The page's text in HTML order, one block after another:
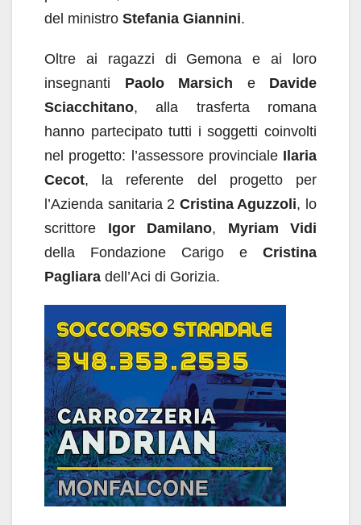
del ministro Stefania Giannini.
Oltre ai ragazzi di Gemona e ai loro
insegnanti Paolo Marsich e Davide
Sciacchitano, alla trasferta romana
hanno partecipato tutti i soggetti coinvolti
nel progetto: l’assessore provinciale Ilaria
Cecot, la referente del progetto per
l’Azienda sanitaria 2 Cristina Aguzzoli, lo
scrittore Igor Damilano, Myriam Vidi
della Fondazione Carigo e Cristina
Pagliara dell’Aci di Gorizia.